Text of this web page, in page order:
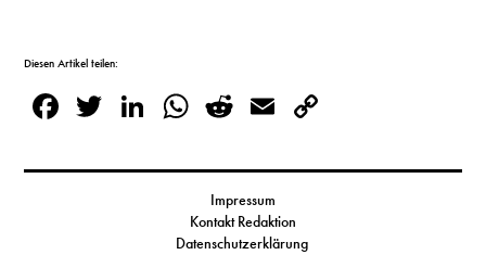
Diesen Artikel teilen:
Facebook
TwitterLinkedIn
WhatsApp
Reddit
Email
Impressum
Kontakt Redaktion
Datenschutzerklärung